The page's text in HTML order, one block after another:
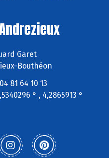
Garet
Bouthéon
04 81 64 10 13
° , 4,2865913 °